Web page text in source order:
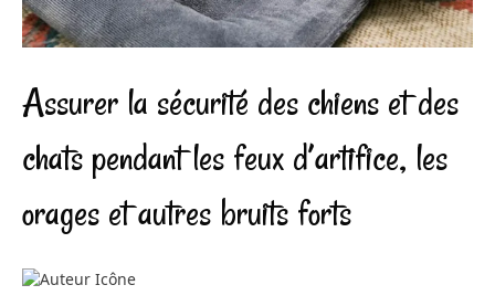
Assurer la sécurité des chiens et des
chats pendant les feux d’artifice, les
orages et autres bruits forts